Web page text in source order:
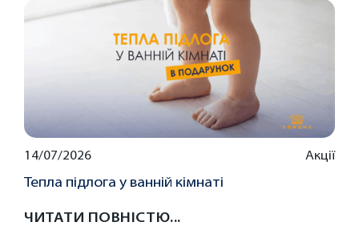
14/07/2026 Акції
Тепла підлога у ванній кімнаті
ЧИТАТИ ПОВНІСТЮ...